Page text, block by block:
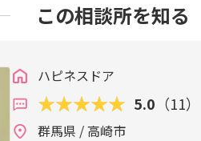
この相談所を知る
ハピネスドア
5.0 （11）
群馬県 / 高崎市